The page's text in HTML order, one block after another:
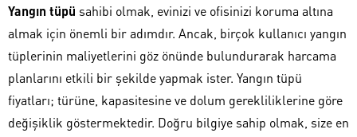
Yangın tüpü sahibi olmak, evinizi ve ofisinizi koruma altına
almak için önemli bir adımdır. Ancak, birçok kullanıcı yangın
tüplerinin maliyetlerini göz önünde bulundurarak harcama
planlarını etkili bir şekilde yapmak ister. Yangın tüpü
fiyatları; türüne, kapasitesine ve dolum gerekliliklerine göre
değişiklik göstermektedir. Doğru bilgiye sahip olmak, size en